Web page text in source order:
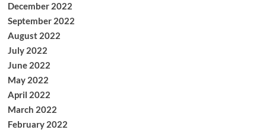
December 2022
September 2022
August 2022
July 2022
June 2022
May 2022
April 2022
March 2022
February 2022